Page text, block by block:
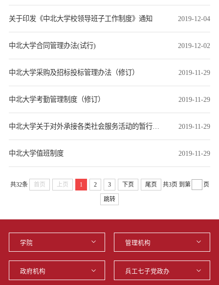
关于印发《中北大学校领导班子工作制度》通知 2019-12-04
中北大学合同管理办法(试行) 2019-12-02
中北大学采购及招标投标管理办法（修订） 2019-11-29
中北大学考勤管理制度（修订） 2019-11-29
2019-11-29
中北大学值班制度 2019-11-29
共32条 首页 上页 1 2 3 下页 尾页 共3页 到第 页
跳转